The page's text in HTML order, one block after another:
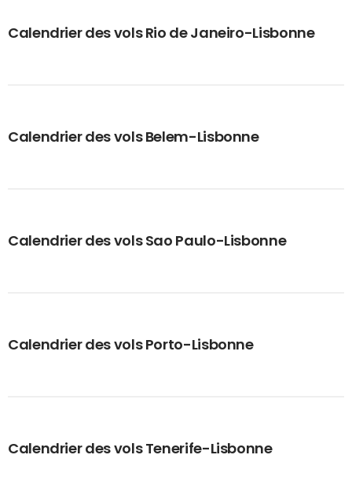
Calendrier des vols Rio de Janeiro-Lisbonne
Calendrier des vols Belem-Lisbonne
Calendrier des vols Sao Paulo-Lisbonne
Calendrier des vols Porto-Lisbonne
Calendrier des vols Tenerife-Lisbonne